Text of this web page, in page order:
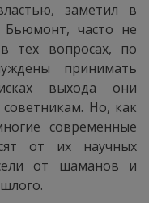
заметил в
Бьюмонт, часто не
тех вопросах, по
принимать
выхода они
Но, как
современные
от их научных
от шаманов и